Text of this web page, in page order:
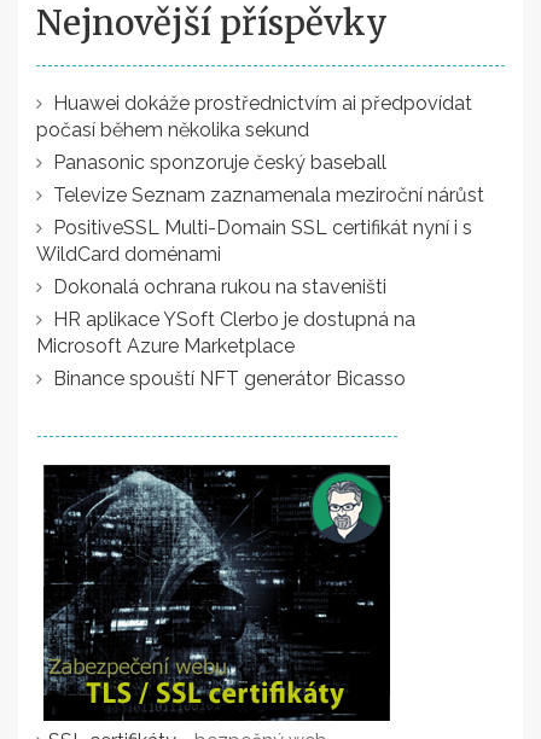
Nejnovější příspěvky
Huawei dokáže prostřednictvím ai předpovídat
počasí během několika sekund
Panasonic sponzoruje český baseball
Televize Seznam zaznamenala meziroční nárůst
PositiveSSL Multi-Domain SSL certifikát nyní i s
WildCard doménami
Dokonalá ochrana rukou na staveništi
HR aplikace YSoft Clerbo je dostupná na
Microsoft Azure Marketplace
Binance spouští NFT generátor Bicasso